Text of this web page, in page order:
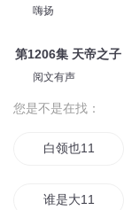
嗨扬
第1206集 天帝之子
阅文有声
您是不是在找：
白领也11
谁是大11